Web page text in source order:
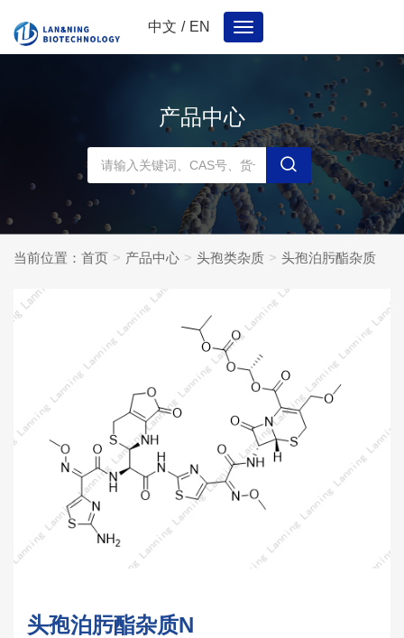
中文 / EN
Toggle
navigation
产品中心
当前位置： 首页 产品中心 头孢类杂质 头孢泊肟酯杂质
头孢泊肟酯杂质N